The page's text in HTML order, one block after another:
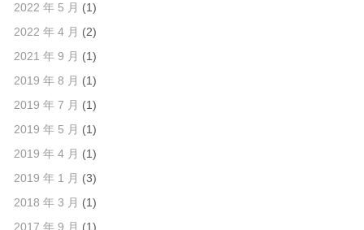
2022 年 5 月 (1)
2022 年 4 月 (2)
2021 年 9 月 (1)
2019 年 8 月 (1)
2019 年 7 月 (1)
2019 年 5 月 (1)
2019 年 4 月 (1)
2019 年 1 月 (3)
2018 年 3 月 (1)
2017 年 9 月 (1)